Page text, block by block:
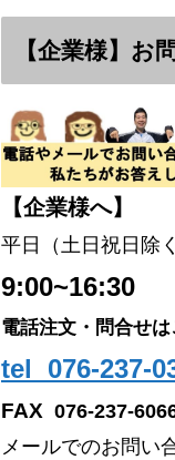
【企業様】お
【企業様へ】
平日（土日祝日除く
9:00~16:30
電話注文・問合せは
tel 076-237-
FAX 076-237-
メールでのお問い